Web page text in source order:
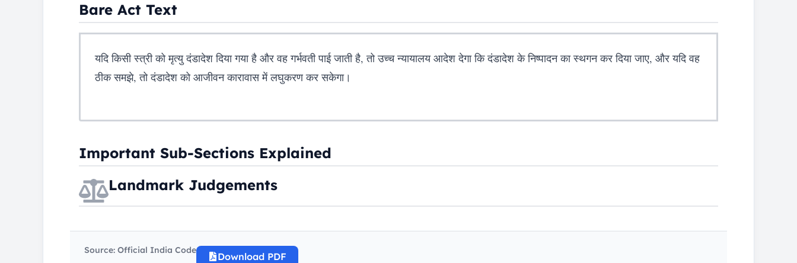
Bare Act Text
यदि किसी स्त्री को मृत्यु दंडादेश दिया गया है और वह गर्भवती पाई जाती है, तो उच्च न्यायालय आदेश देगा कि दंडादेश के निष्पादन का स्थगन कर दिया जाए, और यदि वह
ठीक समझे, तो दंडादेश को आजीवन कारावास में लघुकरण कर सकेगा।
Important Sub-Sections Explained
Landmark Judgements
Source: Official India Code
Download PDF